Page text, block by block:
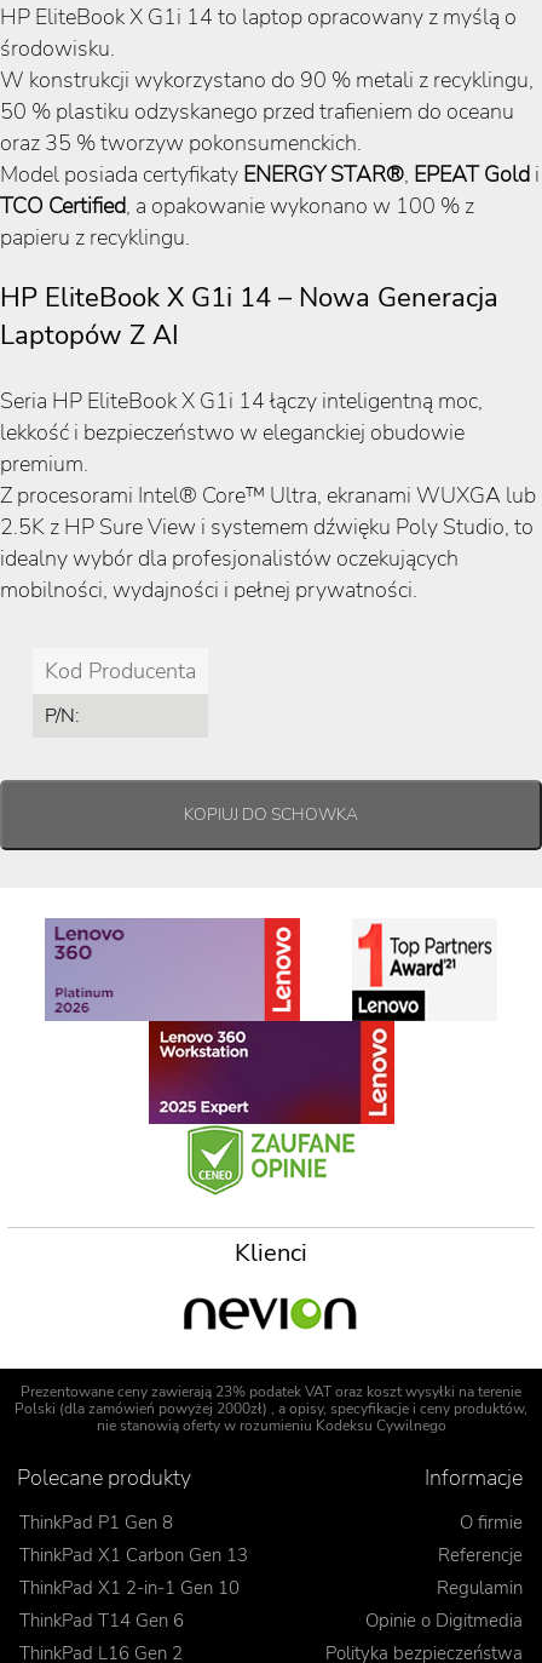
HP EliteBook X G1i 14 to laptop opracowany z myślą o
środowisku.
W konstrukcji wykorzystano do 90 % metali z recyklingu,
50 % plastiku odzyskanego przed trafieniem do oceanu
oraz 35 % tworzyw pokonsumenckich.
Model posiada certyfikaty ENERGY STAR®, EPEAT Gold i
TCO Certified, a opakowanie wykonano w 100 % z
papieru z recyklingu.
HP EliteBook X G1i 14 – Nowa Generacja
Laptopów Z AI
Seria HP EliteBook X G1i 14 łączy inteligentną moc,
lekkość i bezpieczeństwo w eleganckiej obudowie
premium.
Z procesorami Intel® Core™ Ultra, ekranami WUXGA lub
2.5K z HP Sure View i systemem dźwięku Poly Studio, to
idealny wybór dla profesjonalistów oczekujących
mobilności, wydajności i pełnej prywatności.
Kod Producenta
P/N:
Klienci
Prezentowane ceny zawierają 23% podatek VAT oraz koszt wysyłki na terenie
Polski (dla zamówień powyżej 2000zł) , a opisy, specyfikacje i ceny produktów,
nie stanowią oferty w rozumieniu Kodeksu Cywilnego
Polecane produkty
ThinkPad P1 Gen 8
ThinkPad X1 Carbon Gen 13
ThinkPad X1 2-in-1 Gen 10
ThinkPad T14 Gen 6
ThinkPad L16 Gen 2
Informacje
O firmie
Referencje
Regulamin
Opinie o Digitmedia
Polityka bezpieczeństwa